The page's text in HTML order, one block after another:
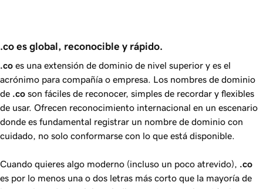
.co es global, reconocible y rápido.
.co es una extensión de dominio de nivel superior y es el
acrónimo para compañía o empresa. Los nombres de dominio
de .co son fáciles de reconocer, simples de recordar y flexibles
de usar. Ofrecen reconocimiento internacional en un escenario
donde es fundamental registrar un nombre de dominio con
cuidado, no solo conformarse con lo que está disponible.
Cuando quieres algo moderno (incluso un poco atrevido),
.co
es por lo menos una o dos letras más corto que la mayoría de